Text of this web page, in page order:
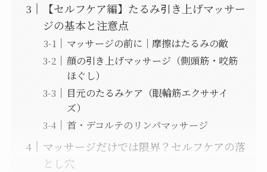
【セルフケア編】たるみ引き上げマッサー
ジの基本と注意点
マッサージの前に｜摩擦はたるみの敵
顔の引き上げマッサージ（側頭筋・咬筋
ほぐし）
目元のたるみケア（眼輪筋エクササイ
ズ）
首・デコルテのリンパマッサージ
マッサージだけでは限界？セルフケアの落
とし穴